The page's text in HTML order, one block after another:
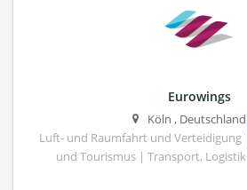
Eurowings
Köln , Deutschland
Luft- und Raumfahrt und Verteidigung
und Tourismus | Transport,